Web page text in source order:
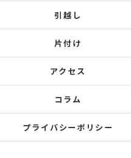
引越し
片付け
アクセス
コラム
プライバシーポリシー